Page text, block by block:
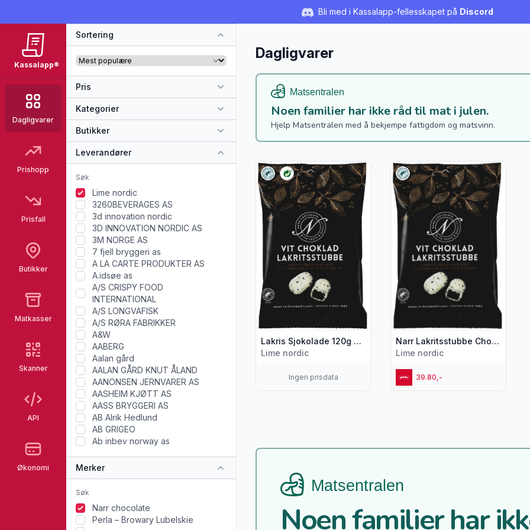
Bli med i Kassalapp-fellesskapet på Discord
Kassalapp®
Dagligvarer
Prishopp
Prisfall
Butikker
Matkasser
Skanner
API
Økonomi
Sortering
Pris
Kategorier
Butikker
Leverandører
Lime nordic
3260BEVERAGES AS
3d innovation nordic
3D INNOVATION NORDIC AS
3M NORGE AS
7 fjell bryggeri as
A LA CARTE PRODUKTER AS
A.idsøe as
A/S CRISPY FOOD
INTERNATIONAL
A/S LONGVAFISK
A/S RØRA FABRIKKER
A&W
AABERG
Aalan gård
AALAN GÅRD KNUT ÅLAND
AANONSEN JERNVARER AS
AASHEIM KJØTT AS
AASS BRYGGERI AS
AB Alrik Hedlund
AB GRIGEO
Ab inbev norway as
Merker
Narr chocolate
Perla – Browary Lubelskie
Dagligvarer
Noen familier har ikke råd til mat i julen.
Hjelp Matsentralen med å bekjempe fattigdom og matsvinn.
Lakris Sjokolade 120g Narr Chocolate
Lime nordic
Ingen prisdata
Vis flere detaljer for produktet "Lakris Sjokolade 120g Narr
Narr Lakritsstubbe Chocolate 100g
Lime nordic
39.80,-
Vis flere detaljer for produktet
Noen familier har